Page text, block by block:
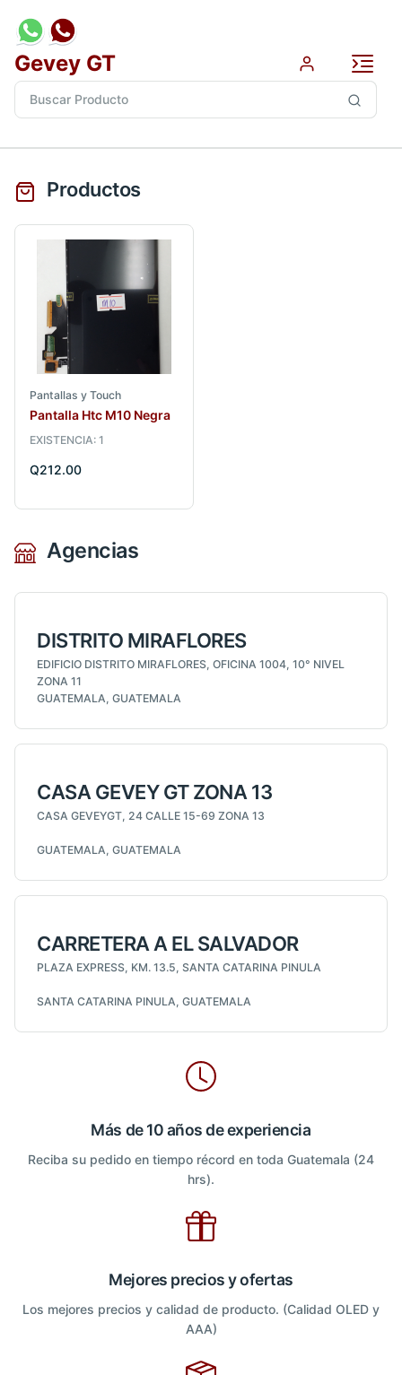
Gevey GT
Productos
Pantallas y Touch
Pantalla Htc M10 Negra
EXISTENCIA: 1
Q212.00
Agencias
DISTRITO MIRAFLORES
EDIFICIO DISTRITO MIRAFLORES, OFICINA 1004, 10° NIVEL
ZONA 11
GUATEMALA, GUATEMALA
CASA GEVEY GT ZONA 13
CASA GEVEYGT, 24 CALLE 15-69 ZONA 13
GUATEMALA, GUATEMALA
CARRETERA A EL SALVADOR
PLAZA EXPRESS, KM. 13.5, SANTA CATARINA PINULA
SANTA CATARINA PINULA, GUATEMALA
Más de 10 años de experiencia
Reciba su pedido en tiempo récord en toda Guatemala (24
hrs).
Mejores precios y ofertas
Los mejores precios y calidad de producto. (Calidad OLED y
AAA)